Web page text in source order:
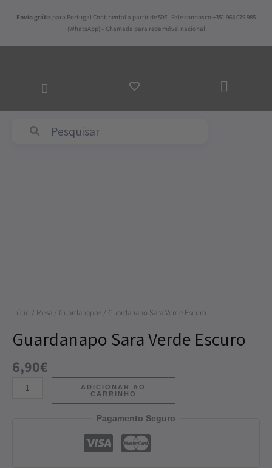
Envio grátis para Portugal Continental a partir de 50€ | Fale connosco +351 968 079 985
(WhatsApp) – Chamada para rede móvel nacional
AO
Início / Mesa / Guardanapos / Guardanapo Sara Verde Escuro
Guardanapo Sara Verde Escuro
6,90€
ADICIONAR AO
CARRINHO
Pagamento Seguro